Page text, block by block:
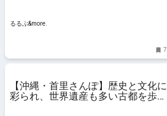
るるぶ&more.
7
【沖縄・首里さんぽ】歴史と文化に
彩られ、世界遺産も多い古都を歩こ